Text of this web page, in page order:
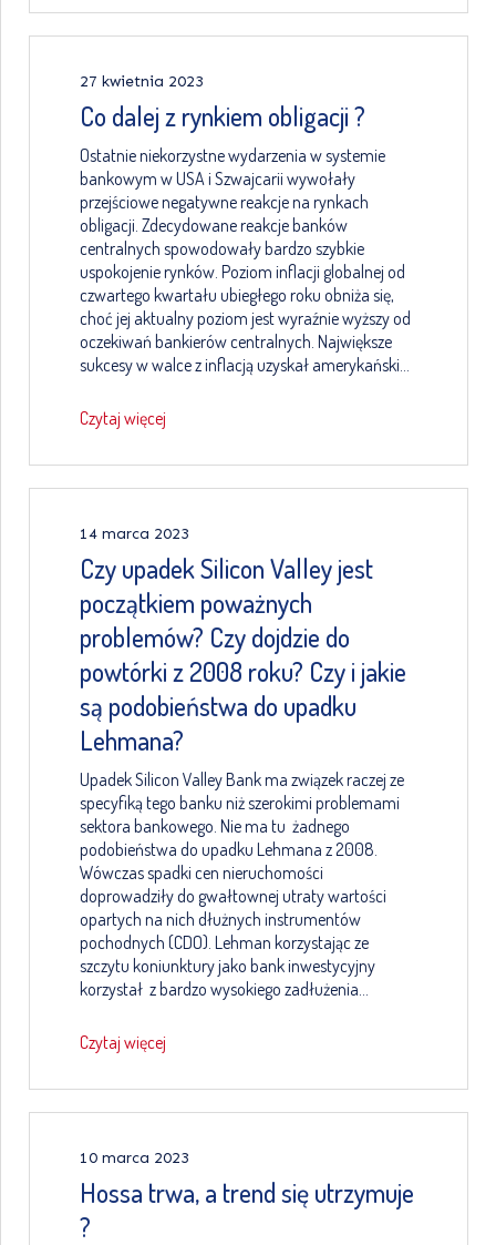
27 kwietnia 2023
Co dalej z rynkiem obligacji ?
Ostatnie niekorzystne wydarzenia w systemie
bankowym w USA i Szwajcarii wywołały
przejściowe negatywne reakcje na rynkach
obligacji. Zdecydowane reakcje banków
centralnych spowodowały bardzo szybkie
uspokojenie rynków. Poziom inflacji globalnej od
czwartego kwartału ubiegłego roku obniża się,
choć jej aktualny poziom jest wyraźnie wyższy od
oczekiwań bankierów centralnych. Największe
sukcesy w walce z inflacją uzyskał amerykański…
Czytaj więcej
14 marca 2023
Czy upadek Silicon Valley jest
początkiem poważnych
problemów? Czy dojdzie do
powtórki z 2008 roku? Czy i jakie
są podobieństwa do upadku
Lehmana?
Upadek Silicon Valley Bank ma związek raczej ze
specyfiką tego banku niż szerokimi problemami
sektora bankowego. Nie ma tu żadnego
podobieństwa do upadku Lehmana z 2008.
Wówczas spadki cen nieruchomości
doprowadziły do gwałtownej utraty wartości
opartych na nich dłużnych instrumentów
pochodnych (CDO). Lehman korzystając ze
szczytu koniunktury jako bank inwestycyjny
korzystał z bardzo wysokiego zadłużenia…
Czytaj więcej
10 marca 2023
Hossa trwa, a trend się utrzymuje
?